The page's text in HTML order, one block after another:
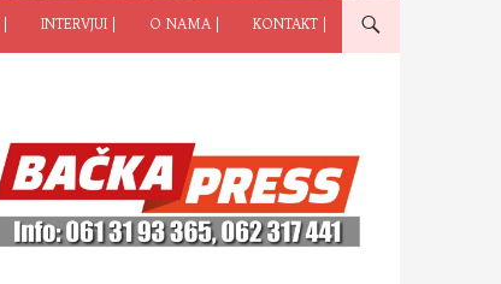
INTERVJUI | O NAMA | KONTAKT |